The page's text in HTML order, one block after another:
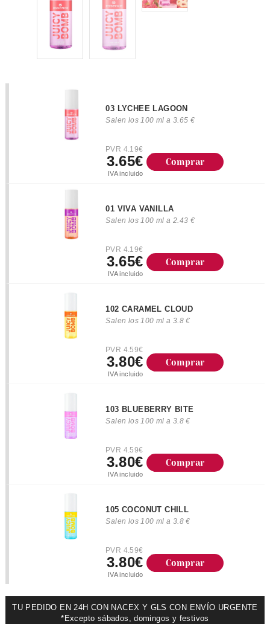
03 LYCHEE LAGOON
Salen los 100 ml a 3.65 €
PVR 4.19€
3.65€
IVA incluido
Comprar
01 VIVA VANILLA
Salen los 100 ml a 2.43 €
PVR 4.19€
3.65€
IVA incluido
Comprar
102 CARAMEL CLOUD
Salen los 100 ml a 3.8 €
PVR 4.59€
3.80€
IVA incluido
Comprar
103 BLUEBERRY BITE
Salen los 100 ml a 3.8 €
PVR 4.59€
3.80€
IVA incluido
Comprar
105 COCONUT CHILL
Salen los 100 ml a 3.8 €
PVR 4.59€
3.80€
IVA incluido
Comprar
TU PEDIDO EN 24H CON NACEX Y GLS CON ENVÍO URGENTE
*Excepto sábados, domingos y festivos